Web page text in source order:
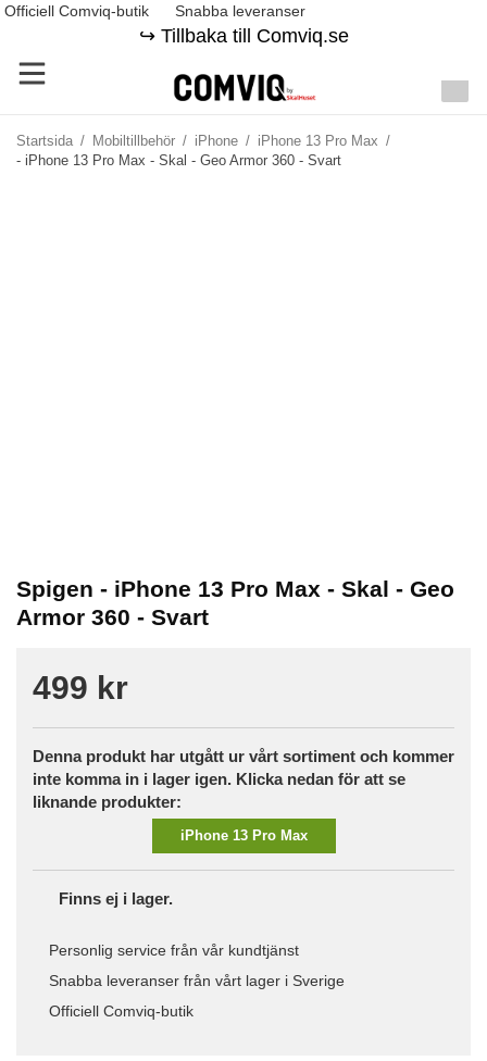
Officiell Comviq-butik Snabba leveranser
↪️ Tillbaka till Comviq.se
Startsida / Mobiltillbehör / iPhone / iPhone 13 Pro Max /
- iPhone 13 Pro Max - Skal - Geo Armor 360 - Svart
Spigen - iPhone 13 Pro Max - Skal - Geo
Armor 360 - Svart
499 kr
Denna produkt har utgått ur vårt sortiment och kommer
inte komma in i lager igen. Klicka nedan för att se
liknande produkter:
iPhone 13 Pro Max
Finns ej i lager.
Personlig service från vår kundtjänst
Snabba leveranser från vårt lager i Sverige
Officiell Comviq-butik